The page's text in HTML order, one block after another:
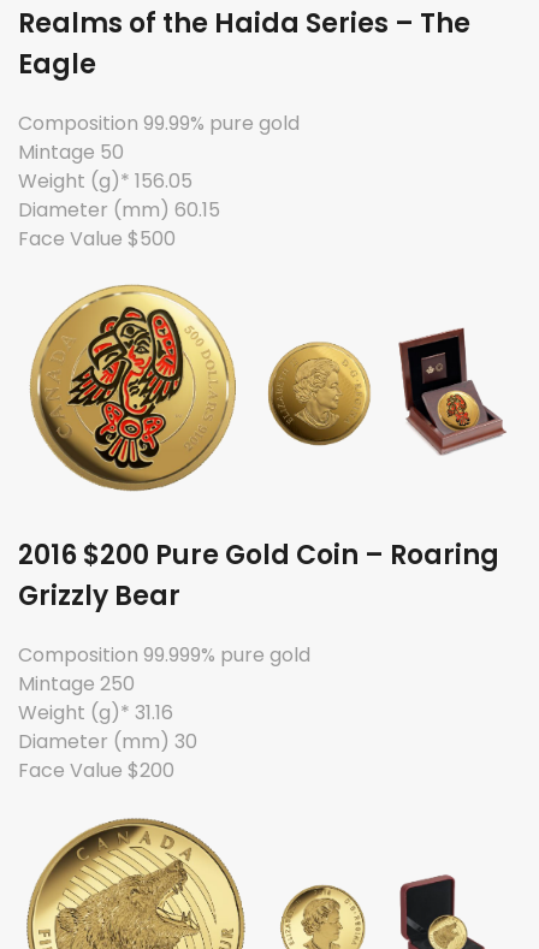
Realms of the Haida Series – The
Eagle
Composition 99.99% pure gold
Mintage 50
Weight (g)* 156.05
Diameter (mm) 60.15
Face Value $500
2016 $200 Pure Gold Coin – Roaring
Grizzly Bear
Composition 99.999% pure gold
Mintage 250
Weight (g)* 31.16
Diameter (mm) 30
Face Value $200